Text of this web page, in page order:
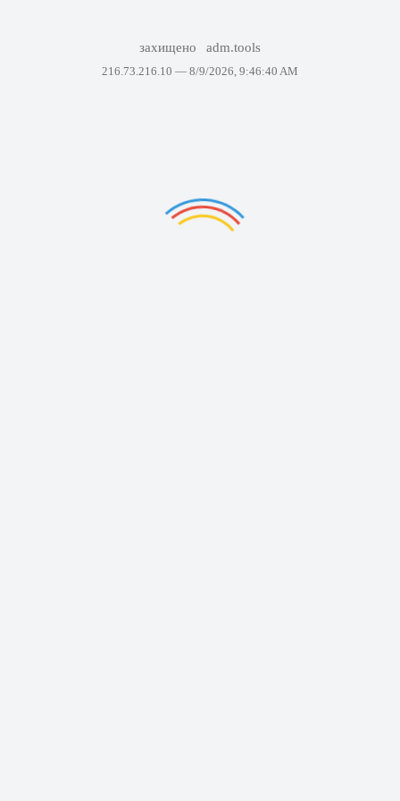
захищено adm.tools
216.73.216.10 — 8/9/2026, 9:46:40 AM